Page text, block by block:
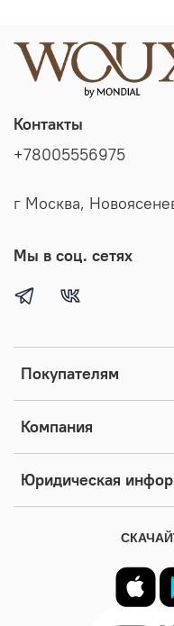
Покупателям
Компания
Юридическая
Контакты
+78005556975
г Москва,
Мы в соц. сетях